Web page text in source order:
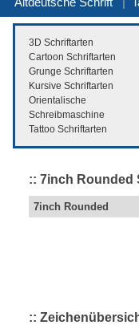
3D Schriftarten
Cartoon Schriftarten
Grunge Schriftarten
Kursive Schriftarten
Orientalische
Schreibmaschine
Tattoo Schriftarten
:: 7inch Rounded
7inch Rounded
::